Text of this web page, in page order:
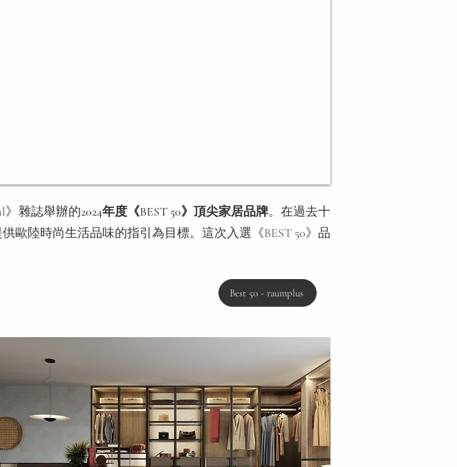
》雜誌舉辦的2024年度《BEST 50》頂尖家居品牌。在過去十
歐陸時尚生活品味的指引為目標。這次入選《BEST 50》品
Best 50 - raumplus